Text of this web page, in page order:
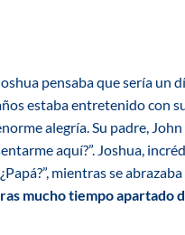
pensaba que sería un
estaba entretenido con
alegría. Su padre,
aquí?”. Joshua,
mientras se
mucho tiempo apartado